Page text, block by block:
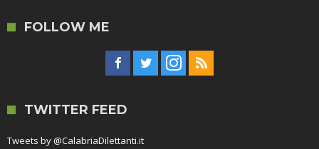
FOLLOW ME
TWITTER FEED
Tweets by @CalabriaDilettanti.it